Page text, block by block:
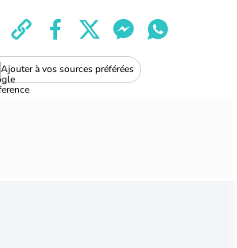
Ajouter à vos sources préférées